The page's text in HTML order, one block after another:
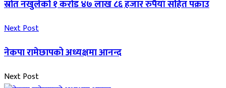
स्रोत नखुलेको १ करोड ४७ लाख ८६ हजार रुपैयाँ सहित पक्राउ
Next Post
नेकपा रामेछापको अध्यक्षमा आनन्द
Next Post